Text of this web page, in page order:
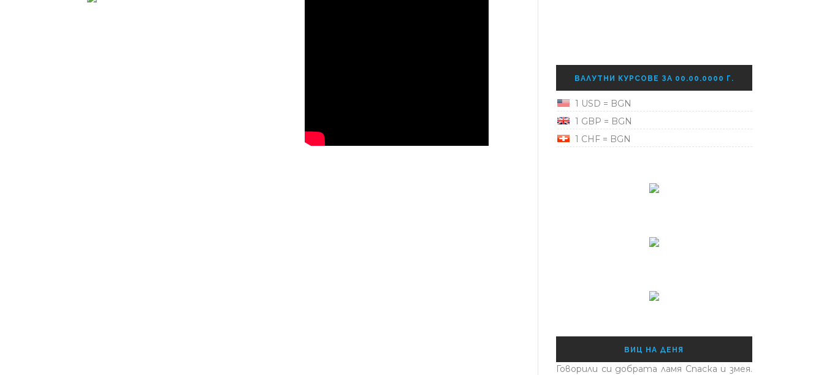
ВАЛУТНИ КУРСОВЕ ЗА 00.00.0000 Г.
1 USD = BGN
1 GBP = BGN
1 CHF = BGN
ВИЦ НА ДЕНЯ
Говорили си добрата ламя Спаска и змея.